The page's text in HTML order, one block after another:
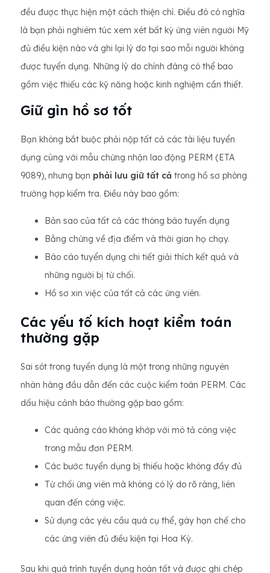
đều được thực hiện một cách thiện chí. Điều đó có nghĩa
là bạn phải nghiêm túc xem xét bất kỳ ứng viên người Mỹ
đủ điều kiện nào và ghi lại lý do tại sao mỗi người không
được tuyển dụng. Những lý do chính đáng có thể bao
gồm việc thiếu các kỹ năng hoặc kinh nghiệm cần thiết.
Giữ gìn hồ sơ tốt
Bạn không bắt buộc phải nộp tất cả các tài liệu tuyển
dụng cùng với mẫu chứng nhận lao động PERM (ETA
9089), nhưng bạn phải lưu giữ tất cả trong hồ sơ phòng
trường hợp kiểm tra. Điều này bao gồm:
Bản sao của tất cả các thông báo tuyển dụng
Bằng chứng về địa điểm và thời gian họ chạy.
Báo cáo tuyển dụng chi tiết giải thích kết quả và
những người bị từ chối.
Hồ sơ xin việc của tất cả các ứng viên.
Các yếu tố kích hoạt kiểm toán
thường gặp
Sai sót trong tuyển dụng là một trong những nguyên
nhân hàng đầu dẫn đến các cuộc kiểm toán PERM. Các
dấu hiệu cảnh báo thường gặp bao gồm:
Các quảng cáo không khớp với mô tả công việc
trong mẫu đơn PERM.
Các bước tuyển dụng bị thiếu hoặc không đầy đủ
Từ chối ứng viên mà không có lý do rõ ràng, liên
quan đến công việc.
Sử dụng các yêu cầu quá cụ thể, gây hạn chế cho
các ứng viên đủ điều kiện tại Hoa Kỳ.
Sau khi quá trình tuyển dụng hoàn tất và được ghi chép